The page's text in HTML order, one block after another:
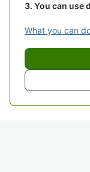
You can use
What you can